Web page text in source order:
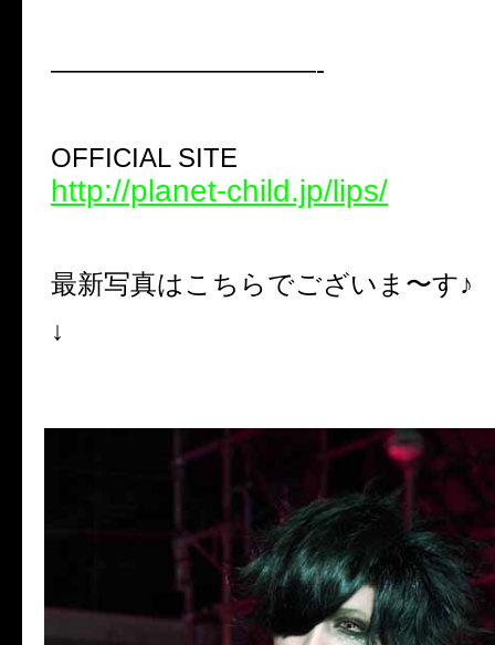
——————————-
OFFICIAL SITE
http://planet-child.jp/lips/
最新写真はこちらでございま〜す♪
↓